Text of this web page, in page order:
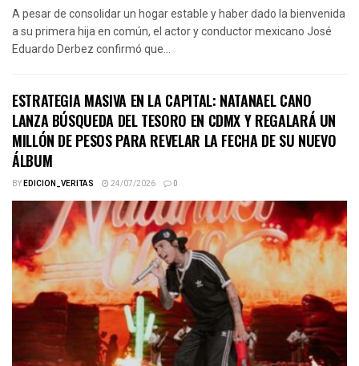
A pesar de consolidar un hogar estable y haber dado la bienvenida
a su primera hija en común, el actor y conductor mexicano José
Eduardo Derbez confirmó que...
ESTRATEGIA MASIVA EN LA CAPITAL: NATANAEL CANO
LANZA BÚSQUEDA DEL TESORO EN CDMX Y REGALARÁ UN
MILLÓN DE PESOS PARA REVELAR LA FECHA DE SU NUEVO
ÁLBUM
BYEDICION_VERITAS 24/07/2026 0